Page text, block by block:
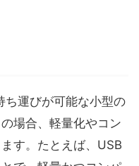
ち運びが可能な小型の
場合、軽量化やコン
す。たとえば、USB